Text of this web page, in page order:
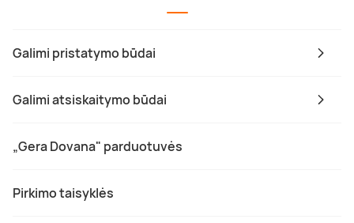
Galimi pristatymo būdai
Galimi atsiskaitymo būdai
„Gera Dovana" parduotuvės
Pirkimo taisyklės